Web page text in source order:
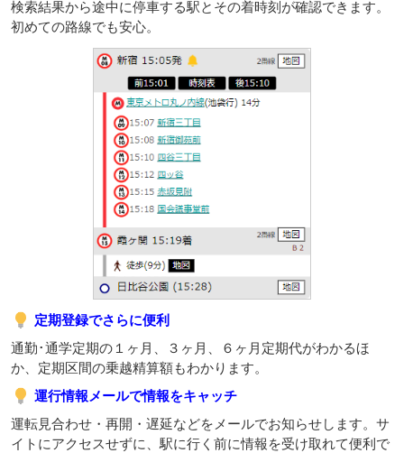
検索結果から途中に停車する駅とその着時刻が確認できます。
初めての路線でも安心。
定期登録でさらに便利
通勤･通学定期の１ヶ月、３ヶ月、６ヶ月定期代がわかるほ
か、定期区間の乗越精算額もわかります。
運行情報メールで情報をキャッチ
運転見合わせ・再開・遅延などをメールでお知らせします。サ
イトにアクセスせずに、駅に行く前に情報を受け取れて便利で